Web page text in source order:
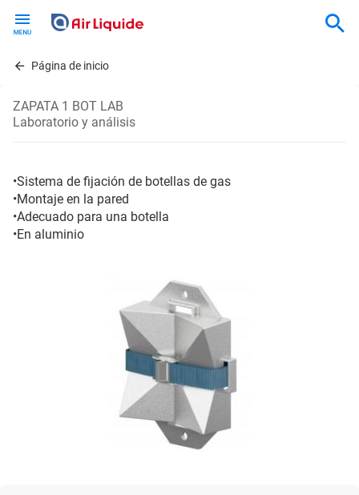
contentPágina de inicio
ZAPATA 1 BOT LAB
Laboratorio y análisis
•Sistema de fijación de botellas de gas
•Montaje en la pared
•Adecuado para una botella
•En aluminio